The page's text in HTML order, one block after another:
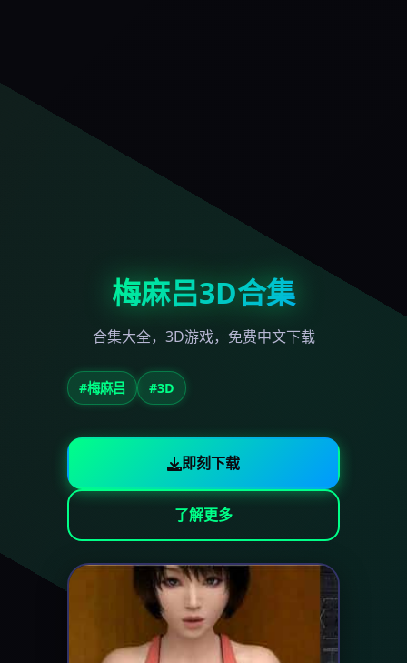
梅麻吕3D合集
合集大全，3D游戏，免费中文下载
#梅麻吕 #3D
即刻下载
了解更多